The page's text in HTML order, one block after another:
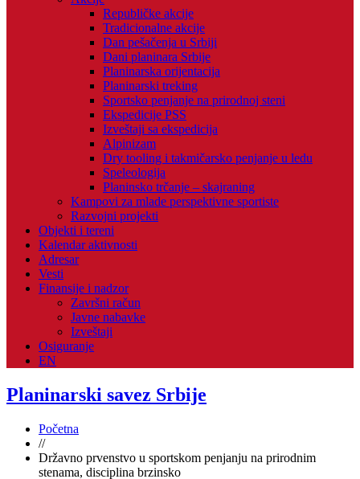
Republičke akcije
Tradicionalne akcije
Dan pešačenja u Srbiji
Dani planinara Srbije
Planinarska orijentacija
Planinarski treking
Sportsko penjanje na prirodnoj steni
Ekspedicije PSS
Izveštaji sa ekspedicija
Alpinizam
Dry tooling i takmičarsko penjanje u ledu
Speleologija
Planinsko trčanje – skajraning
Kampovi za mlade perspektivne sportiste
Razvojni projekti
Objekti i tereni
Kalendar aktivnosti
Adresar
Vesti
Finansije i nadzor
Završni račun
Javne nabavke
Izveštaji
Osiguranje
EN
Planinarski savez Srbije
Početna
//
Državno prvenstvo u sportskom penjanju na prirodnim
stenama, disciplina brzinsko